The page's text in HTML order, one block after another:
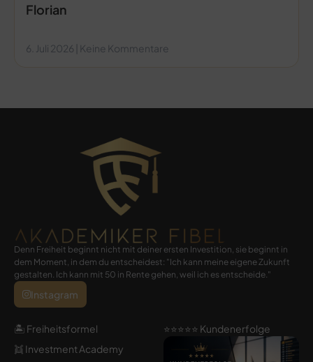
Florian
6. Juli 2026 Keine Kommentare
Denn Freiheit beginnt nicht mit deiner ersten Investition, sie beginnt in
dem Moment, in dem du entscheidest: "Ich kann meine eigene Zukunft
gestalten. Ich kann mit 50 in Rente gehen, weil ich es entscheide."
Instagram
🏝️ Freiheitsformel
👯 Investment Academy
⭐️⭐️⭐️⭐️⭐️ Kundenerfolge